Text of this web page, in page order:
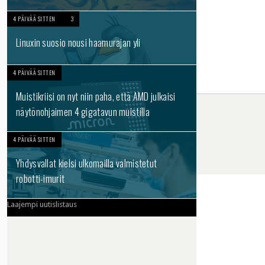
4 PÄIVÄÄ SITTEN 3
Linuxin suosio nousi haamurajan yli
4 PÄIVÄÄ SITTEN
Muistikriisi on nyt niin paha, että AMD julkaisi
näytönohjaimen 4 gigatavun muistilla
4 PÄIVÄÄ SITTEN
Yhdysvallat kielsi ulkomailla valmistetut
robotti-imurit
Laajempi uutislistaus